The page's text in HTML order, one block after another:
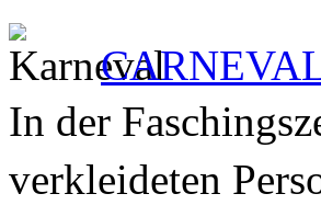
In der
verkleideten